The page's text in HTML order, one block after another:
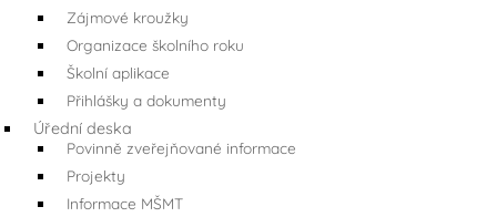
Zájmové kroužky
Organizace školního roku
Školní aplikace
Přihlášky a dokumenty
Úřední deska
Povinně zveřejňované informace
Projekty
Informace MŠMT